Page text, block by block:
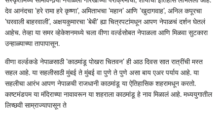
देव आनंदचा ‘हरे रामा हरे कृष्णा’, अमिताभचा ‘महान’ आणि ‘खुदागवाह’, अनिल कपूरचा
‘घरवाली बाहरवाली’, अक्षयकुमारचा ‘बेबी’ ह्या चित्रपटांमधून आपण नेपाळचं दर्शन घेतलं
आहेच. तेव्हा या समर व्हेकेशनमध्ये चला वीणा वर्ल्डसोबत नेपाळला आणि मिळवा सुटकारा
उन्हाळ्याच्या तापापासून.
वीणा वर्ल्डकडे नेपाळसाठी ‘काठमांडू पोखरा चितवन’ ही आठ दिवस सात रात्रींची मस्त
सहल आहे. या सहलीसाठी मुंबई ते मुंबई वा पुणे ते पुणे असा बाय एअर पर्याय आहे. या
सहलीचा आरंभ आपण नेपाळची राजधानी काठमांडू या ऐतिहासिक शहरामधून करतो.
काष्टमंडपम या मंदिराच्या नावावरून या शहराला काठमांडू हे नाव मिळालं आहे. मध्ययुगातील
लिच्छवी साम्राज्यापासून ते